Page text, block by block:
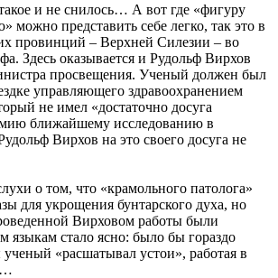
и не снилось… А вот где «фигуру
можно представить себе легко, так это в
провинций – Верхней Силезии – во
Здесь оказывается и Рудольф Вирхов
просвещения. Ученый должен был
управляющего здравоохранением
не имел «достаточно досуга
ближайшему исследованию в
Вирхов на это своего досуга не
о том, что «крамольного патолога»
для укрощения бунтарского духа, но
Вирховом работы были
языкам стало ясно: было бы гораздо
«расшатывал устои», работая в